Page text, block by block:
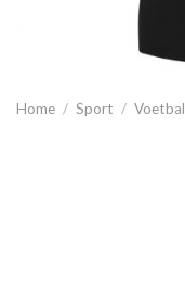
Home / Sport / Voetbal